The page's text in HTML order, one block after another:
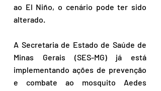
ao El Niño, o cenário pode ter sido
alterado.
A Secretaria de Estado de Saúde de
Minas Gerais (SES-MG) já está
implementando ações de prevenção
e combate ao mosquito Aedes